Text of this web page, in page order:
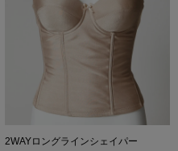
2WAYロングラインシェイパー